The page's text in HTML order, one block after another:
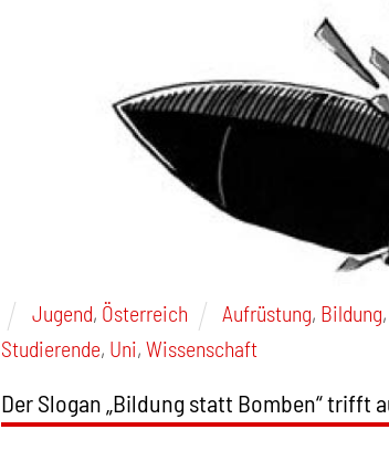
Jugend, Österreich Aufrüstung, Bildung,
Studierende, Uni, Wissenschaft
Der Slogan „Bildung statt Bomben“ trifft